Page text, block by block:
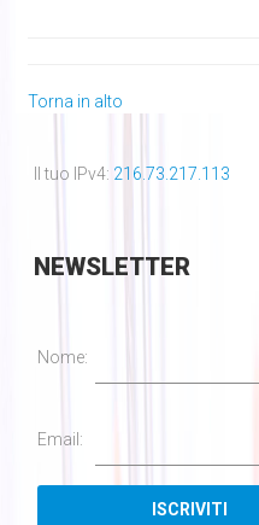
Torna in alto
Il tuo IPv4: 216.73.217.113
NEWSLETTER
Nome:
Email: